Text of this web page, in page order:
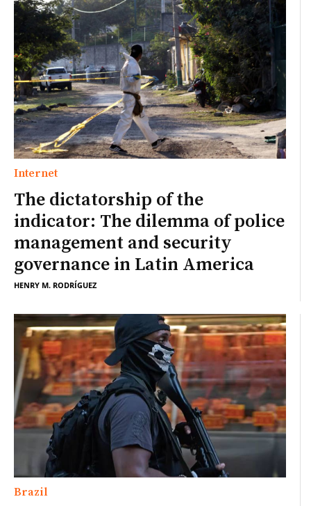
Internet
The dictatorship of the
indicator: The dilemma of police
management and security
governance in Latin America
HENRY M. RODRÍGUEZ
Brazil